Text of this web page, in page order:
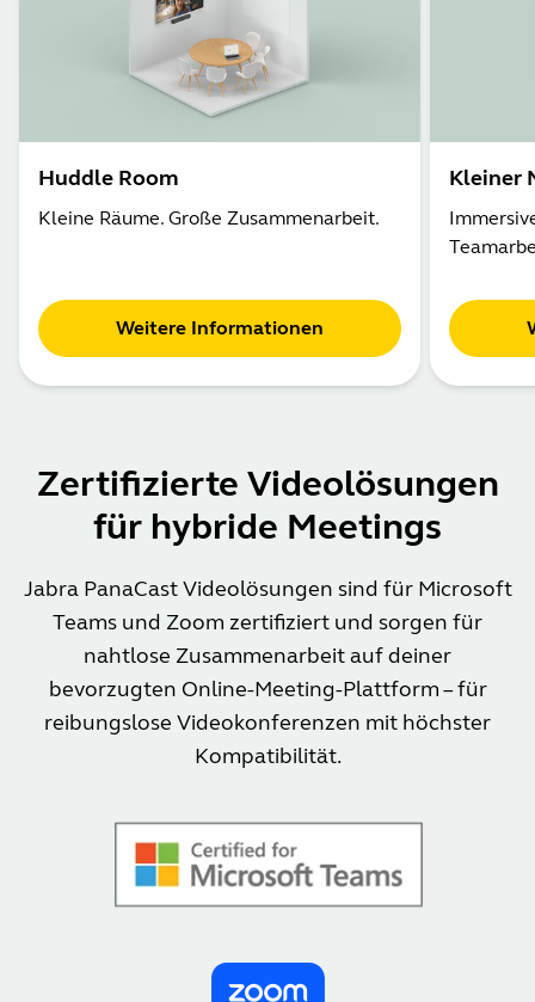
Huddle Room
Kleine Räume. Große Zusammenarbeit.
Weitere Informationen
Kleiner
Zertifizierte Videolösungen
für hybride Meetings
Jabra PanaCast Videolösungen sind für Microsoft
Teams und Zoom zertifiziert und sorgen für
nahtlose Zusammenarbeit auf deiner
bevorzugten Online-Meeting-Plattform – für
reibungslose Videokonferenzen mit höchster
Kompatibilität.